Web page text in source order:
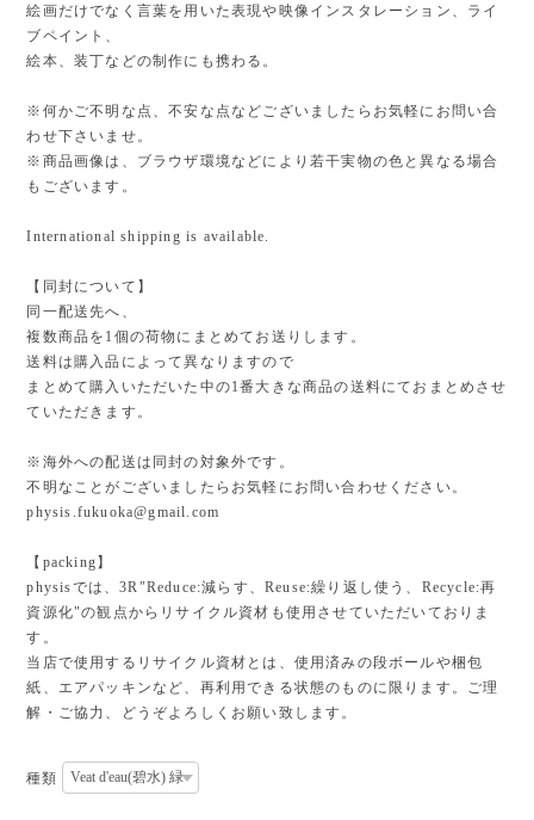
絵画だけでなく言葉を用いた表現や映像インスタレーション、ライ
ブペイント、
絵本、装丁などの制作にも携わる。
※何かご不明な点、不安な点などございましたらお気軽にお問い合
わせ下さいませ。
※商品画像は、ブラウザ環境などにより若干実物の色と異なる場合
もございます。
International shipping is available.
【同封について】
同一配送先へ、
複数商品を1個の荷物にまとめてお送りします。
送料は購入品によって異なりますので
まとめて購入いただいた中の1番大きな商品の送料にておまとめさせ
ていただきます。
※海外への配送は同封の対象外です。
不明なことがございましたらお気軽にお問い合わせください。
physis.fukuoka@gmail.com
【packing】
physisでは、3R"Reduce:減らす、Reuse:繰り返し使う、Recycle:再
資源化"の観点からリサイクル資材も使用させていただいておりま
す。
当店で使用するリサイクル資材とは、使用済みの段ボールや梱包
紙、エアパッキンなど、再利用できる状態のものに限ります。ご理
解・ご協力、どうぞよろしくお願い致します。
種類